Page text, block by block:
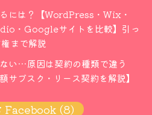
には？【WordPress・Wix・
・Googleサイトを比較】引っ
まで解説
い…原因は契約の種類で違う
サブスク・リース契約を解説】
Facebook (8)